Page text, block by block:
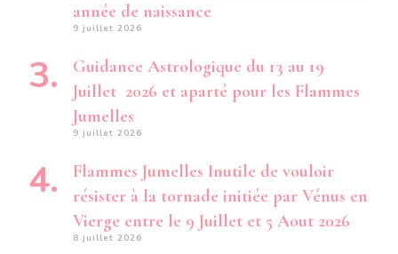
année de naissance
9 juillet 2026
Guidance Astrologique du 13 au 19
Juillet 2026 et aparté pour les Flammes
Jumelles
9 juillet 2026
Flammes Jumelles Inutile de vouloir
résister à la tornade initiée par Vénus en
Vierge entre le 9 Juillet et 5 Aout 2026
8 juillet 2026